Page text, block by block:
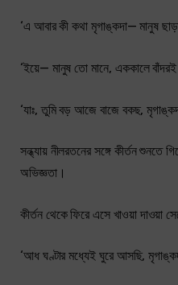
‘এ আবার কী কথা মৃগাঙ্কদা— মানুষ
‘ইয়ে— মানুষ তো মানে, এককালে বাঁদরই
‘যাঃ, তুমি বড় আজে বাজে বকছ,
সন্ধ্যায় নীলরতনের সঙ্গে কীর্তন
অভিজ্ঞতা।
কীর্তন থেকে ফিরে এসে খাওয়া দাওয়া
‘আধ ঘণ্টার মধ্যেই ঘুরে আসছি,